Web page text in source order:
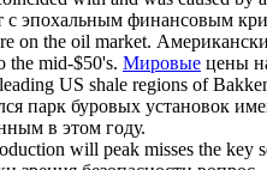
с эпохальным финансовым
on the oil market.
the mid-$50's. Мировые цены
US shale regions of
парк буровых установок
в этом году.
will peak misses the key